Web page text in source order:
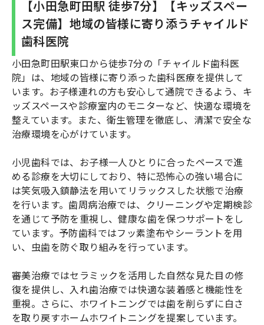
【小田急町田駅 徒歩7分】【キッズスペー
ス完備】地域の皆様に寄り添うチャイルド
歯科医院
小田急町田駅東口から徒歩7分の「チャイルド歯科医
院」は、地域の皆様に寄り添った歯科医療を提供して
います。お子様連れの方も安心して通院できるよう、キ
ッズスペースや診療室内のモニターなど、快適な環境を
整えています。また、衛生管理を徹底し、清潔で安全な
治療環境を心がけています。
小児歯科では、お子様一人ひとりに合ったペースで進
める診療を大切にしており、特に恐怖心の強い場合に
は笑気吸入鎮静法を用いてリラックスした状態で治療
を行います。歯周病治療では、クリーニングや定期検診
を通じて予防を重視し、健康な歯を保つサポートをし
ています。予防歯科ではフッ素塗布やシーラントを用
い、虫歯を防ぐ取り組みを行っています。
審美治療ではセラミックを活用した自然な見た目の修
復を提供し、入れ歯治療では快適な装着感と機能性を
重視。さらに、ホワイトニングでは歯を削らずに白さ
を取り戻すホームホワイトニングを提案しています。